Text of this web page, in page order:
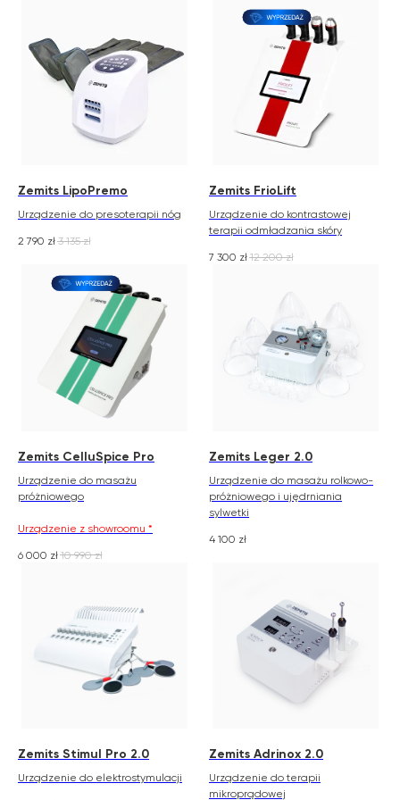
Zemits LipoPremo
Urządzenie do presoterapii nóg
2 790 zł 3 135 zł
Zemits FrioLift
Urządzenie do kontrastowej
terapii odmładzania skóry
7 300 zł 12 200 zł
Zemits CelluSpice Pro
Urządzenie do masażu
próżniowego
Urządzenie z showroomu *
6 000 zł 10 990 zł
Zemits Leger 2.0
Urządzenie do masażu rolkowo-
próżniowego i ujędrniania
sylwetki
4 100 zł
Zemits Stimul Pro 2.0
Urządzenie do elektrostymulacji
Zemits Adrinox 2.0
Urządzenie do terapii
mikroprądowej
zemits.co.uk
Zemits
a-esthetic.co.uk
Marketplaces